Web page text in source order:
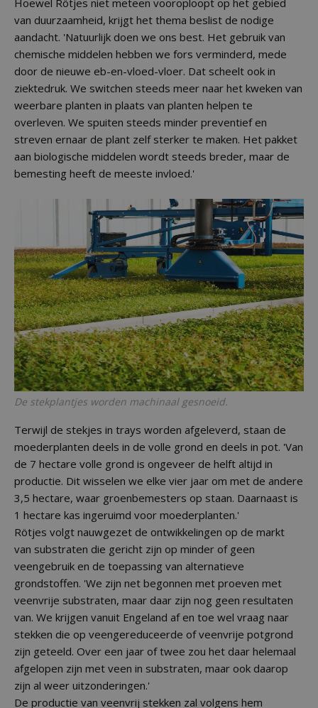
Hoewel Rötjes niet meteen vooroploopt op het gebied
van duurzaamheid, krijgt het thema beslist de nodige
aandacht. 'Natuurlijk doen we ons best. Het gebruik van
chemische middelen hebben we fors verminderd, mede
door de nieuwe eb-en-vloed-vloer. Dat scheelt ook in
ziektedruk. We switchen steeds meer naar het kweken van
weerbare planten in plaats van planten helpen te
overleven. We spuiten steeds minder preventief en
streven ernaar de plant zelf sterker te maken. Het pakket
aan biologische middelen wordt steeds breder, maar de
bemesting heeft de meeste invloed.'
De stekplantjes worden machinaal gesnoeid.
Terwijl de stekjes in trays worden afgeleverd, staan de
moederplanten deels in de volle grond en deels in pot. 'Van
de 7 hectare volle grond is ongeveer de helft altijd in
productie. Dit wisselen we elke vier jaar om met de andere
3,5 hectare, waar groenbemesters op staan. Daarnaast is
1 hectare kas ingeruimd voor moederplanten.'
Rötjes volgt nauwgezet de ontwikkelingen op de markt
van substraten die gericht zijn op minder of geen
veengebruik en de toepassing van alternatieve
grondstoffen. 'We zijn net begonnen met proeven met
veenvrije substraten, maar daar zijn nog geen resultaten
van. We krijgen vanuit Engeland af en toe wel vraag naar
stekken die op veengereduceerde of veenvrije potgrond
zijn geteeld. Over een jaar of twee zou het daar helemaal
afgelopen zijn met veen in substraten, maar ook daarop
zijn al weer uitzonderingen.'
De productie van veenvrij stekken zal volgens hem